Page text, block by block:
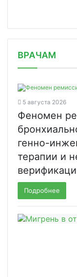
ВРАЧАМ
5 августа 2026
Феномен
генно-
терапии и
Подробнее